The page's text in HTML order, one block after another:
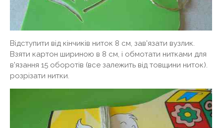
Відступити від кінчиків ниток 8 см, зав'язати вузлик.
Взяти картон шириною в 8 см, і обмотати нитками для
в'язання 15 оборотів (все залежить від товщини ниток).
розрізати нитки.